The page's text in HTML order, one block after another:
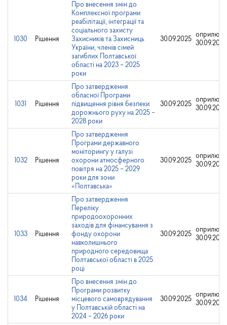
1030 Рішення
Про внесення змін до
Комплексної програми
реабілітації, інтеграції та
соціального захисту
Захисників та Захисниць
України, членів сімей
загиблих Полтавської
області на 2023 – 2025
роки
30.09.2025
30.09.2025
1031 Рішення
Про затвердження
обласної Програми
підвищення рівня безпеки
дорожнього руху на 2025 –
2028 роки
30.09.2025
30.09.2025
1032 Рішення
Про затвердження
Програми державного
моніторингу у галузі
охорони атмосферного
повітря на 2025 – 2029
роки для зони
«Полтавська»
30.09.2025
30.09.2025
1033 Рішення
Про затвердження
Переліку
природоохоронних
заходів для фінансування з
фонду охорони
навколишнього
природного середовища
Полтавської області в 2025
році
30.09.2025
30.09.2025
1034 Рішення
Про внесення змін до
Програми розвитку
місцевого самоврядування
у Полтавській області на
2024 – 2026 роки
30.09.2025
30.09.2025